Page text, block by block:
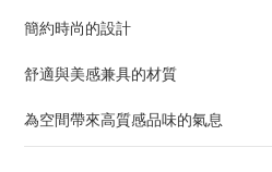
簡約時尚的設計
舒適與美感兼具的材質
為空間帶來高質感品味的氣息